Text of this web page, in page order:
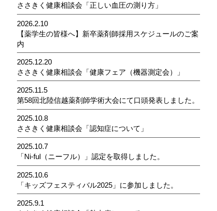
ささきく健康相談会「正しい血圧の測り方」
2026.2.10
【薬学生の皆様へ】新卒薬剤師採用スケジュールのご案
内
2025.12.20
ささきく健康相談会「健康フェア（機器測定会）」
2025.11.5
第58回北陸信越薬剤師学術大会にて口頭発表しました。
2025.10.8
ささきく健康相談会「認知症について」
2025.10.7
「Ni-ful（ニーフル）」認定を取得しました。
2025.10.6
「キッズフェスティバル2025」に参加しました。
2025.9.1